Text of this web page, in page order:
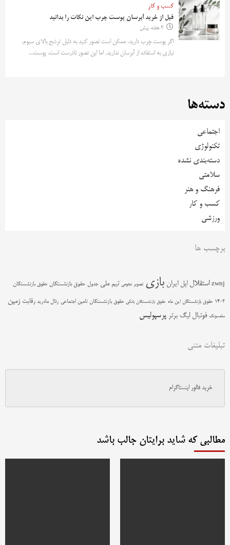
کسب و کار
قبل از خرید آبرسان پوست چرب این نکات را بدانید
2 هفته پیش
اگر پوست چرب دارید، ممکن است تصور کنید به دلیل ترشح بالای سبوم،
نیازی به استفاده از آبرسان ندارید. اما این تصور نادرست است. پوست...
دسته‌ها
اجتماعی
تکنولوژی
دسته‌بندی نشده
سلامتی
فرهنگ و هنر
کسب و کار
ورزشی
برچسب ها
zwnj استقلال اپل ایران بازی تصویر نجومی تیم ملی جدول حقوق بازنشستگان حقوق بازنشستگان
1402 حقوق بازنشستگان این ماه حقوق بازنشستگان بانکی حقوق بازنشستگان تامین اجتماعی رئال مادرید رقابت زمین
سامسونگ فوتبال لیگ برتر پرسپولیس
تبلیغات متنی
خرید فالور اینستاگرام
مطالبی که شاید برایتان جالب باشد